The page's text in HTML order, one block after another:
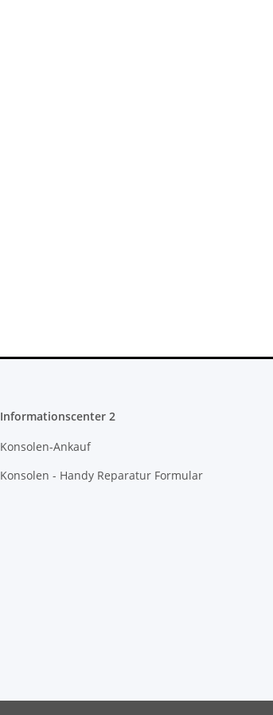
Informationscenter 2
Konsolen-Ankauf
Konsolen - Handy Reparatur Formular